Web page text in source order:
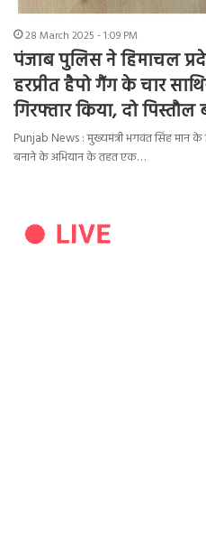
28 March 2025 - 1:09 PM
पंजाब पुलिस ने हिमाचल
हरप्रीत हैपो गैंग के चार
गिरफ्तार किया, दो पिस्तौल
Punjab News : मुख्यमंत्री भगवंत सिंह मान के
बनाने के अभियान के तहत एक…